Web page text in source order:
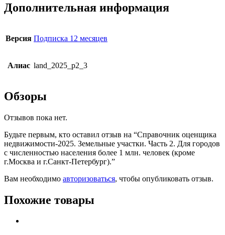
Дополнительная информация
Версия Подписка 12 месяцев
Алиас land_2025_p2_3
Обзоры
Отзывов пока нет.
Будьте первым, кто оставил отзыв на “Справочник оценщика
недвижимости-2025. Земельные участки. Часть 2. Для городов
с численностью населения более 1 млн. человек (кроме
г.Москва и г.Санкт-Петербург).”
Вам необходимо авторизоваться, чтобы опубликовать отзыв.
Похожие товары